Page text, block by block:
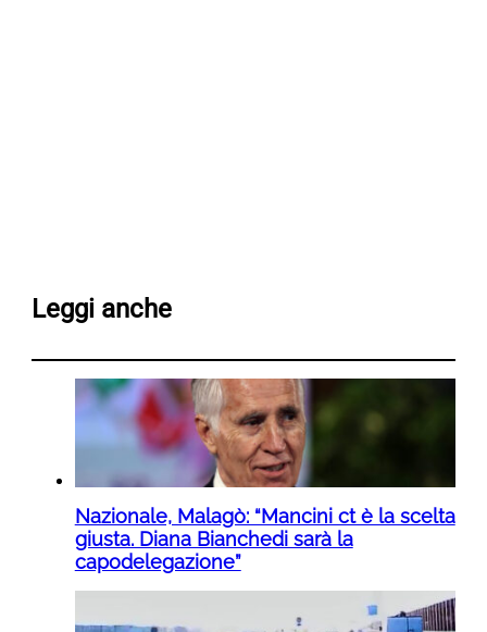
Leggi anche
Nazionale, Malagò: “Mancini ct è la scelta
giusta. Diana Bianchedi sarà la
capodelegazione”